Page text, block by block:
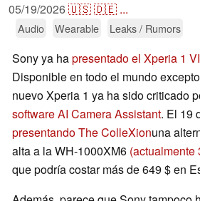
05/19/2026🇺🇸🇩🇪 ...
Audio Wearable Leaks / Rumors
Sony ya hapresentado el Xperia 1
Disponible en todo el mundo
nuevo Xperia 1 ya ha sido criticado
software AI Camera Assistant. El 19
presentando The ColleXionuna
alta a la WH-1000XM6 (actualmente
que podría costar más de 649 $ en